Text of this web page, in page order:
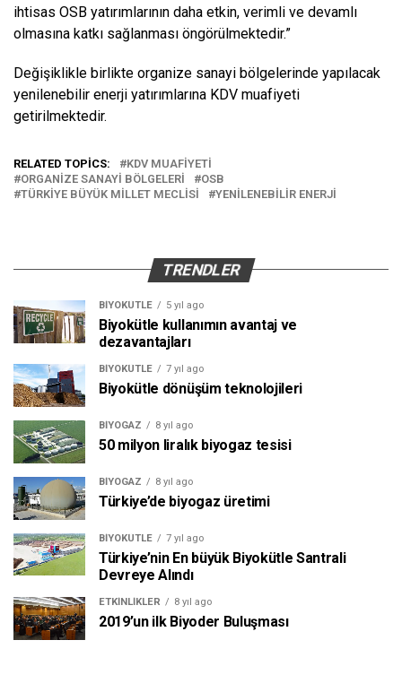
ihtisas OSB yatırımlarının daha etkin, verimli ve devamlı
olmasına katkı sağlanması öngörülmektedir.”
Değişiklikle birlikte organize sanayi bölgelerinde yapılacak
yenilenebilir enerji yatırımlarına KDV muafiyeti
getirilmektedir.
RELATED TOPICS:
KDV MUAFIYETI
ORGANIZE SANAYI BÖLGELERI
OSB
TÜRKIYE BÜYÜK MILLET MECLISI
YENILENEBILIR ENERJI
TRENDLER
BIYOKÜTLE 5 yıl ago
Biyokütle kullanımın avantaj ve
dezavantajları
BIYOKÜTLE 7 yıl ago
Biyokütle dönüşüm teknolojileri
BIYOGAZ 8 yıl ago
50 milyon liralık biyogaz tesisi
BIYOGAZ 8 yıl ago
Türkiye’de biyogaz üretimi
BIYOKÜTLE 7 yıl ago
Türkiye’nin En büyük Biyokütle Santrali
Devreye Alındı
ETKINLIKLER 8 yıl ago
2019’un ilk Biyoder Buluşması